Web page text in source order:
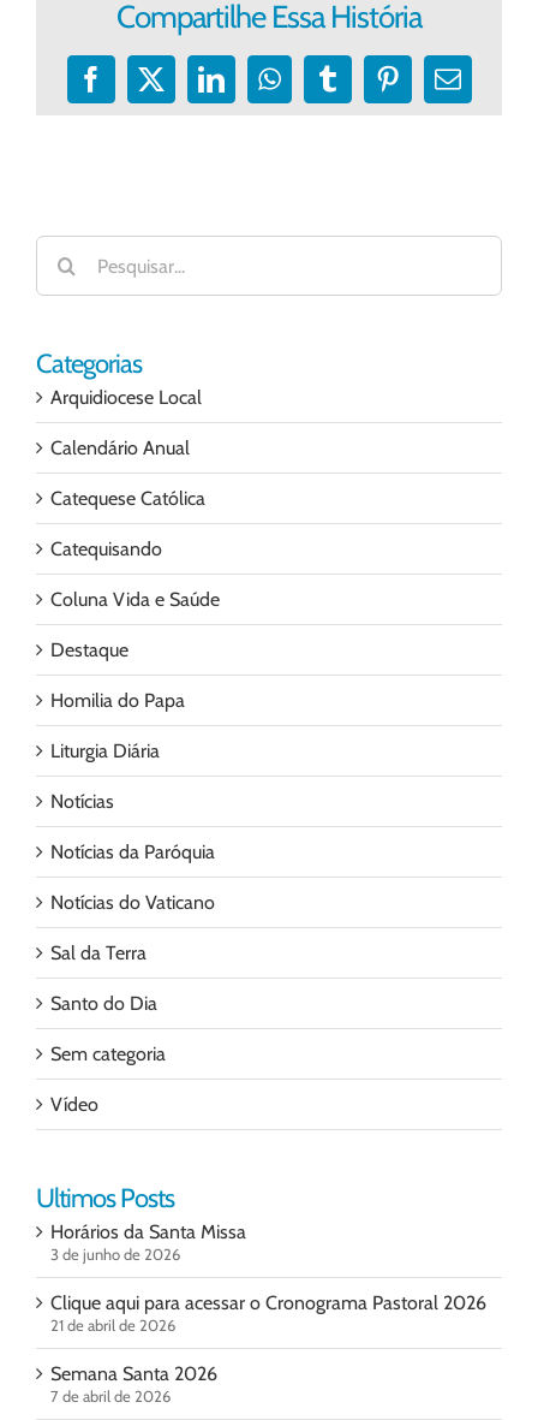
Compartilhe Essa História
Facebook
X LinkedInWhatsApp
TumblrPinterest
E-
Buscar
resultados
para:
Categorias
Arquidiocese Local
Calendário Anual
Catequese Católica
Catequisando
Coluna Vida e Saúde
Destaque
Homilia do Papa
Liturgia Diária
Notícias
Notícias da Paróquia
Notícias do Vaticano
Sal da Terra
Santo do Dia
Sem categoria
Vídeo
Ultimos Posts
Horários da Santa Missa
3 de junho de 2026
Clique aqui para acessar o Cronograma Pastoral 2026
21 de abril de 2026
Semana Santa 2026
7 de abril de 2026